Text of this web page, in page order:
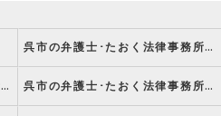
呉市の弁護士･たおく法律事務所の強み
呉市の弁護士･たおく法律事務所の特徴 呉市の弁護士･たおく法律事務所の方針